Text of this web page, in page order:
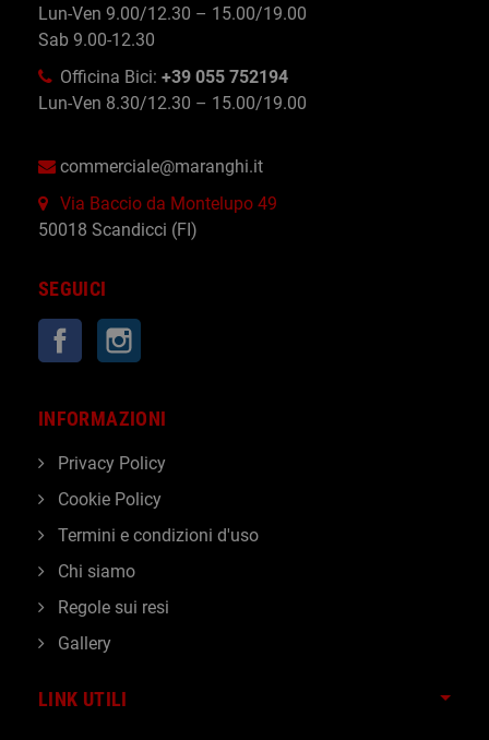
Lun-Ven 9.00/12.30 – 15.00/19.00
Sab 9.00-12.30
Officina Bici: +39 055 752194
Lun-Ven 8.30/12.30 – 15.00/19.00
commerciale@maranghi.it
Via Baccio da Montelupo 49
50018 Scandicci (FI)
SEGUICI
Facebook
LINK UTILI
INFORMAZIONI
Privacy Policy
Cookie Policy
Termini e condizioni d'uso
Chi siamo
Regole sui resi
Gallery